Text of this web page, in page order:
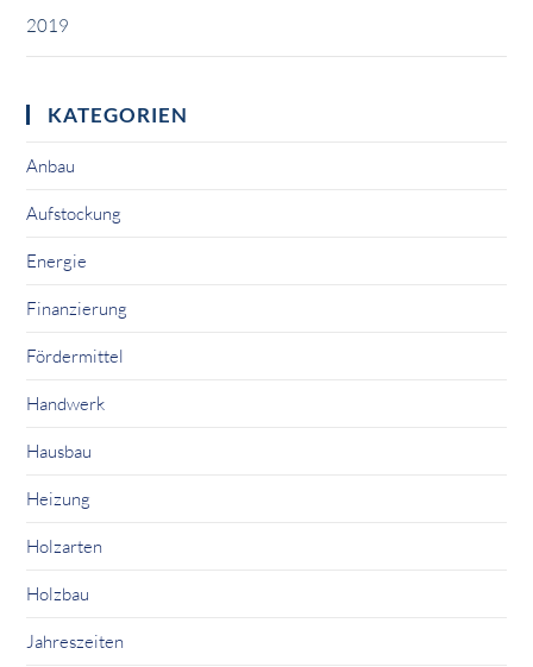
2019
KATEGORIEN
Anbau
Aufstockung
Energie
Finanzierung
Fördermittel
Handwerk
Hausbau
Heizung
Holzarten
Holzbau
Jahreszeiten